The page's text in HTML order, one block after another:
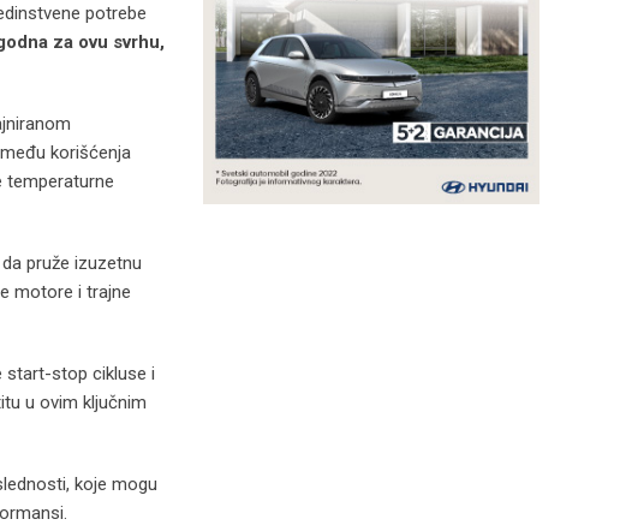
potrebe
za ovu svrhu,
korišćenja
temperaturne
pruže izuzetnu
motore i trajne
start-stop cikluse i
u ovim ključnim
koje mogu